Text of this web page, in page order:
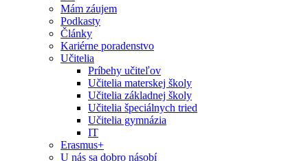
Mám záujem
Podkasty
Články
Kariérne poradenstvo
Učitelia
Príbehy učiteľov
Učitelia materskej školy
Učitelia základnej školy
Učitelia špeciálnych tried
Učitelia gymnázia
IT
Erasmus+
U nás sa dobro násobí